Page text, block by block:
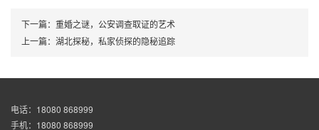
下一篇： 重婚之谜，公安调查取证的艺术
上一篇： 湖北探秘，私家侦探的隐秘追踪
电话：18080 868999
手机：18080 868999